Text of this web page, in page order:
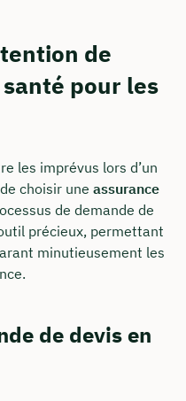
de
santé pour les
les imprévus lors d’un
choisir une assurance
de demande de
précieux, permettant
minutieusement les
de devis en